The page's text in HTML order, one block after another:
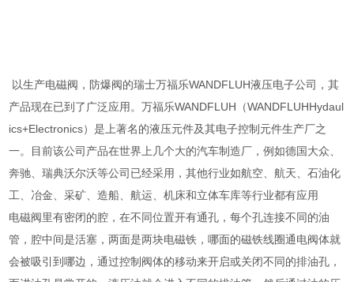
以生产电磁阀，防爆阀的瑞士万福乐WANDFLUH液压电子公司，其
产品现在已到了广泛应用。万福乐WANDFLUH（WANDFLUHHydaul
ics+Electronics）是上著名的液压元件及其电子控制元件生产厂之
一。目前该公司产品在世界上几个大的汽车制造厂，例如德国大众、
奔驰、瑞典沃尔沃等公司已经采用，其他行业如航空、航天、石油化
工、冶金、采矿、造船、航运、机床和立体车库等行业都有应用
电磁阀里有密闭的腔，在不同位置开有通孔，每个孔连接不同的油
管，腔中间是活塞，两面是两块电磁铁，哪面的磁铁线圈通电阀体就
会被吸引到哪边，通过控制阀体的移动来开启或关闭不同的排油孔，